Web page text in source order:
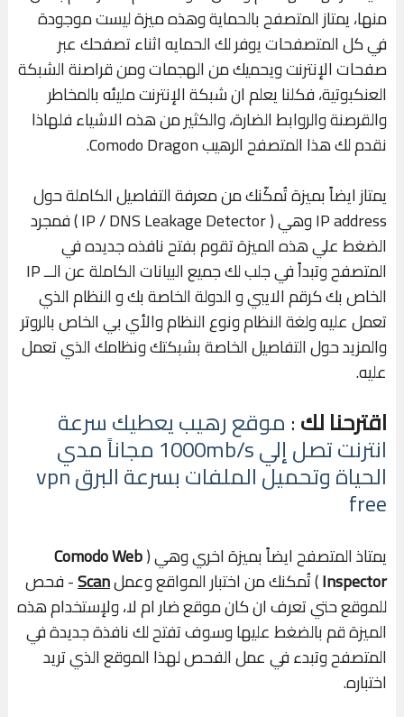
منها، يمتاز المتصفح بالحماية وهذه ميزة ليست موجودة
في كل المتصفحات يوفر لك الحمايه اثناء تصفحك عبر
صفحات الإنترنت ويحميك من الهجمات ومن قراصنة الشبكة
العنكبوتية، فكلنا يعلم ان شبكة الإنترنت مليئه بالمخاطر
والقرصنة والروابط الضارة، والكثير من هذه الاشياء فلهاذا
نقدم لك هذا المتصفح الرهيب Comodo Dragon.
يمتاز ايضاً بميزة تُمكّنك من معرفة التفاصيل الكاملة حول
IP address وهي ( IP / DNS Leakage Detector ) فمجرد
الضغط علي هذه الميزة تقوم بفتح نافذه جديده في
المتصفح وتبداً في جلب لك جميع البيانات الكاملة عن الــ IP
الخاص بك كرقم الايبي و الدولة الخاصة بك و النظام الذي
تعمل عليه ولغة النظام ونوع النظام والأي بي الخاص بالروتر
والمزيد حول التفاصيل الخاصة بشبكتك ونظامك الذي تعمل
عليه.
اقترحنا لك: موقع رهيب يعطيك سرعة
انترنت تصل إلي 1000mb/s مجاناً مدي
الحياة وتحميل الملفات بسرعة البرق vpn
free
يمتاذ المتصفح ايضاً بميزة اخري وهي ( ‪Comodo Web
Inspector‬ ) تُمكنك من اختبار المواقع وعملScan- فحص
للموقع حتي تعرف ان كان موقع ضار ام لا، ولإستخدام هذه
الميزة قم بالضغط عليها وسوف تفتح لك نافذة جديدة في
المتصفح وتبدء في عمل الفحص لهذا الموقع الذي تريد
اختباره.